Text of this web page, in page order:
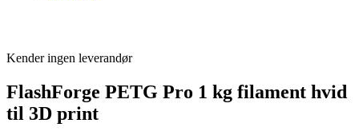
Kender ingen leverandør
FlashForge PETG Pro 1 kg filament hvid
til 3D print